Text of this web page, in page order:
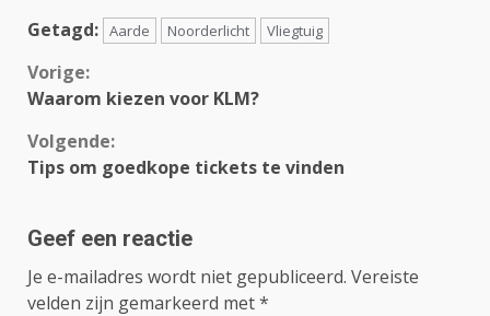
Getagd: Aarde Noorderlicht Vliegtuig
Continue
Vorige:
Waarom kiezen voor KLM?
Volgende:
Tips om goedkope tickets te vinden
Geef een reactie
Je e-mailadres wordt niet gepubliceerd. Vereiste
velden zijn gemarkeerd met*